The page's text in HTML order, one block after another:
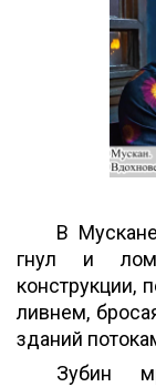
В
гнул и
конструкции,
ливнем,
зданий
Зубин